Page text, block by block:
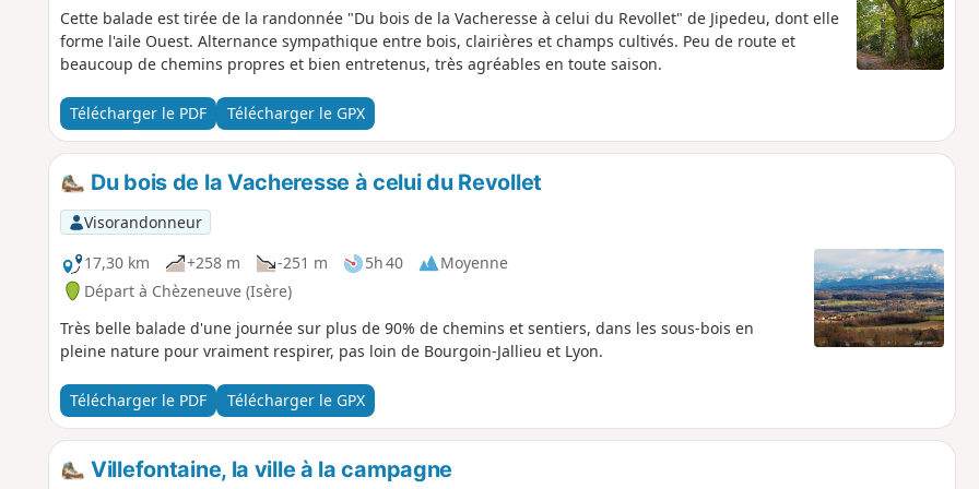
Cette balade est tirée de la randonnée "Du bois de la Vacheresse à celui du Revollet" de Jipedeu, dont elle
forme l'aile Ouest. Alternance sympathique entre bois, clairières et champs cultivés. Peu de route et
beaucoup de chemins propres et bien entretenus, très agréables en toute saison.
Télécharger le PDF Télécharger le GPX
Du bois de la Vacheresse à celui du Revollet
Visorandonneur
17,30 km
+258 m -251 m 5h 40
Moyenne
Départ à Chèzeneuve (Isère)
Très belle balade d'une journée sur plus de 90% de chemins et sentiers, dans les sous-bois en
pleine nature pour vraiment respirer, pas loin de Bourgoin-Jallieu et Lyon.
Télécharger le PDF Télécharger le GPX
Villefontaine, la ville à la campagne